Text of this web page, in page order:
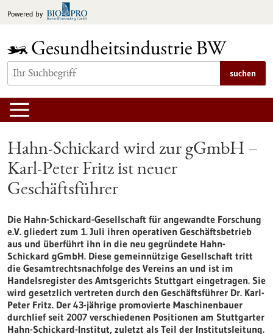
Inhalt
Powered by
suchen
Hahn-Schickard wird zur gGmbH –
Karl-Peter Fritz ist neuer
Geschäftsführer
Die Hahn-Schickard-Gesellschaft für angewandte Forschung
e.V. gliedert zum 1. Juli ihren operativen Geschäftsbetrieb
aus und überführt ihn in die neu gegründete Hahn-
Schickard gGmbH. Diese gemeinnützige Gesellschaft tritt
die Gesamtrechtsnachfolge des Vereins an und ist im
Handelsregister des Amtsgerichts Stuttgart eingetragen. Sie
wird gesetzlich vertreten durch den Geschäftsführer Dr. Karl-
Peter Fritz. Der 43-jährige promovierte Maschinenbauer
durchlief seit 2007 verschiedenen Positionen am Stuttgarter
Hahn-Schickard-Institut, zuletzt als Teil der Institutsleitung.